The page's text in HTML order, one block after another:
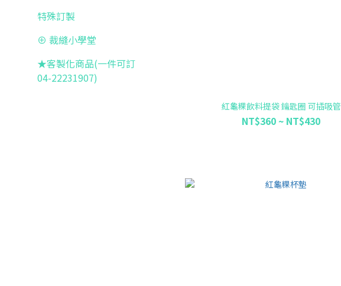
特殊訂製
⊕ 裁縫小學堂
★客製化商品(一件可訂
04-22231907)
紅龜粿飲料提袋 鑰匙圈 可插吸管
NT$360 ~ NT$430